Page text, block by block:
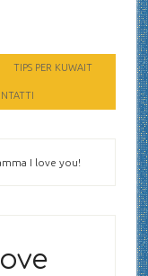
TIPS PER KUWAIT
I love you!